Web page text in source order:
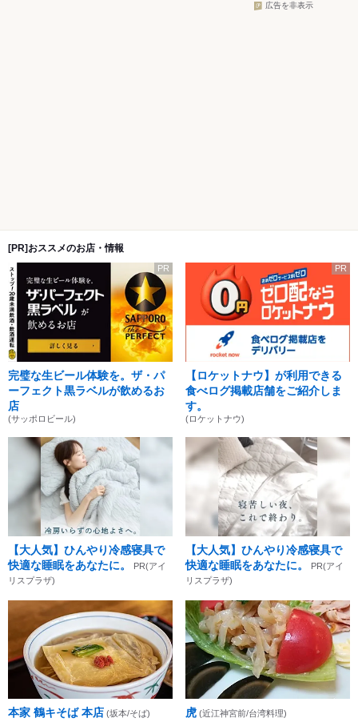
広告を非表示
[PR]おススメのお店・情報
PR
完璧な生ビール体験を。ザ・パ
ーフェクト黒ラベルが飲めるお
店
(サッポロビール)
PR
【ロケットナウ】が利用できる
食べログ掲載店舗をご紹介しま
す。
(ロケットナウ)
【大人気】ひんやり冷感寝具で
快適な睡眠をあなたに。
PR(アイ
リスプラザ)
【大人気】ひんやり冷感寝具で
快適な睡眠をあなたに。
PR(アイ
リスプラザ)
本家 鶴キそば 本店 (坂本/そば) 虎 (近江神宮前/台湾料理)